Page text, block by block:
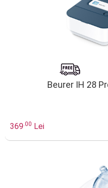
Beurer IH 28
369.00 Lei